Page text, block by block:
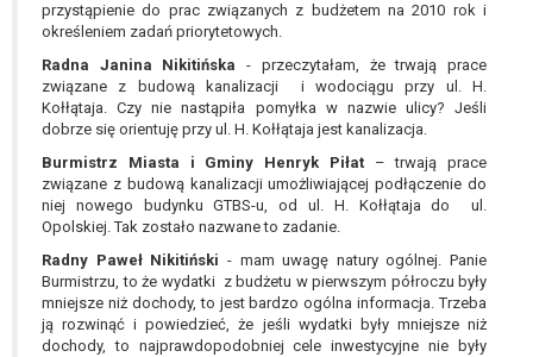
przystąpienie do prac związanych z budżetem na 2010 rok i
określeniem zadań priorytetowych.
Radna Janina Nikitińska- przeczytałam, że trwają prace
związane z budową kanalizacji i wodociągu przy ul. H.
Kołłątaja. Czy nie nastąpiła pomyłka w nazwie ulicy? Jeśli
dobrze się orientuję przy ul. H. Kołłątaja jest kanalizacja.
Burmistrz Miasta i Gminy Henryk Piłat – trwają prace
związane z budową kanalizacji umożliwiającej podłączenie do
niej nowego budynku GTBS-u, od ul. H. Kołłątaja do ul.
Opolskiej. Tak zostało nazwane to zadanie.
Radny Paweł Nikitiński - mam uwagę natury ogólnej. Panie
Burmistrzu, to że wydatki z budżetu w pierwszym półroczu były
mniejsze niż dochody, to jest bardzo ogólna informacja. Trzeba
ją rozwinąć i powiedzieć, że jeśli wydatki były mniejsze niż
dochody, to najprawdopodobniej cele inwestycyjne nie były